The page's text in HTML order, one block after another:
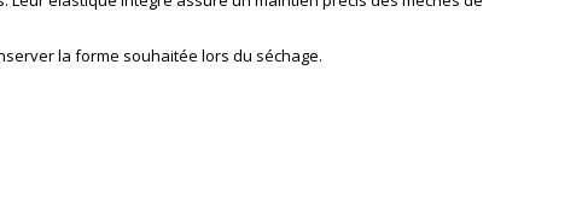
la forme souhaitée lors du séchage.